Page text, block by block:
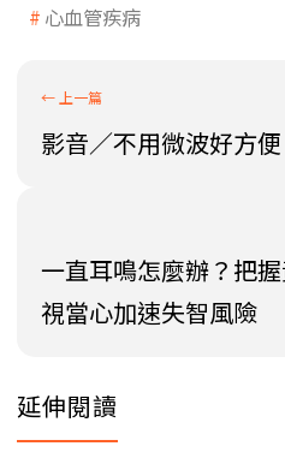
心血管疾病
影音／不用微波好方
一直耳鳴怎麼辦？把
視當心加速失智風險
延伸閱讀